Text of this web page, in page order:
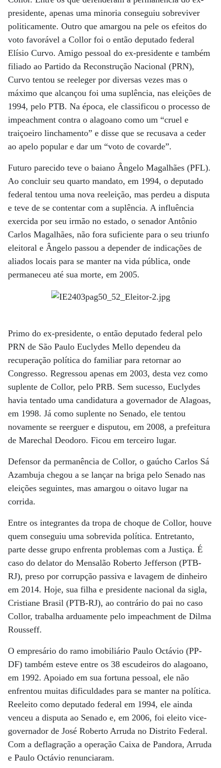
presidente, apenas uma minoria conseguiu sobreviver
politicamente. Outro que amargou na pele os efeitos do
voto favorável a Collor foi o então deputado federal
Elísio Curvo. Amigo pessoal do ex-presidente e também
filiado ao Partido da Reconstrução Nacional (PRN),
Curvo tentou se reeleger por diversas vezes mas o
máximo que alcançou foi uma suplência, nas eleições de
1994, pelo PTB. Na época, ele classificou o processo de
impeachment contra o alagoano como um “cruel e
traiçoeiro linchamento” e disse que se recusava a ceder
ao apelo popular e dar um “voto de covarde”.
Futuro parecido teve o baiano Ângelo Magalhães (PFL).
Ao concluir seu quarto mandato, em 1994, o deputado
federal tentou uma nova reeleição, mas perdeu a disputa
e teve de se contentar com a suplência. A influência
exercida por seu irmão no estado, o senador Antônio
Carlos Magalhães, não fora suficiente para o seu triunfo
eleitoral e Ângelo passou a depender de indicações de
aliados locais para se manter na vida pública, onde
permaneceu até sua morte, em 2005.
Primo do ex-presidente, o então deputado federal pelo
PRN de São Paulo Euclydes Mello dependeu da
recuperação política do familiar para retornar ao
Congresso. Regressou apenas em 2003, desta vez como
suplente de Collor, pelo PRB. Sem sucesso, Euclydes
havia tentado uma candidatura a governador de Alagoas,
em 1998. Já como suplente no Senado, ele tentou
novamente se reerguer e disputou, em 2008, a prefeitura
de Marechal Deodoro. Ficou em terceiro lugar.
Defensor da permanência de Collor, o gaúcho Carlos Sá
Azambuja chegou a se lançar na briga pelo Senado nas
eleições seguintes, mas amargou o oitavo lugar na
corrida.
Entre os integrantes da tropa de choque de Collor, houve
quem conseguiu uma sobrevida política. Entretanto,
parte desse grupo enfrenta problemas com a Justiça. É
caso do delator do Mensalão Roberto Jefferson (PTB-
RJ), preso por corrupção passiva e lavagem de dinheiro
em 2014. Hoje, sua filha e presidente nacional da sigla,
Cristiane Brasil (PTB-RJ), ao contrário do pai no caso
Collor, trabalha arduamente pelo impeachment de Dilma
Rousseff.
O empresário do ramo imobiliário Paulo Octávio (PP-
DF) também esteve entre os 38 escudeiros do alagoano,
em 1992. Apoiado em sua fortuna pessoal, ele não
enfrentou muitas dificuldades para se manter na política.
Reeleito como deputado federal em 1994, ele ainda
venceu a disputa ao Senado e, em 2006, foi eleito vice-
governador de José Roberto Arruda no Distrito Federal.
Com a deflagração a operação Caixa de Pandora, Arruda
e Paulo Octávio renunciaram.